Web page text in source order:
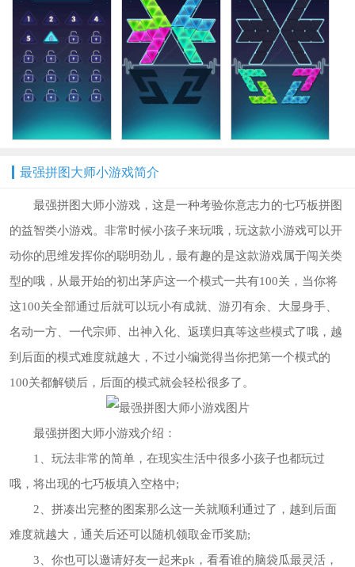
最强拼图大师小游戏简介
最强拼图大师小游戏，这是一种考验你意志力的七巧板拼图
的益智类小游戏。非常时候小孩子来玩哦，玩这款小游戏可以开
动你的思维发挥你的聪明劲儿，最有趣的是这款游戏属于闯关类
型的哦，从最开始的初出茅庐这一个模式一共有100关，当你将
这100关全部通过后就可以玩小有成就、游刃有余、大显身手、
名动一方、一代宗师、出神入化、返璞归真等这些模式了哦，越
到后面的模式难度就越大，不过小编觉得当你把第一个模式的
100关都解锁后，后面的模式就会轻松很多了。
最强拼图大师小游戏介绍：
1、玩法非常的简单，在现实生活中很多小孩子也都玩过
哦，将出现的七巧板填入空格中;
2、拼凑出完整的图案那么这一关就顺利通过了，越到后面
难度就越大，通关后还可以随机领取金币奖励;
3、你也可以邀请好友一起来pk，看看谁的脑袋瓜最灵活，